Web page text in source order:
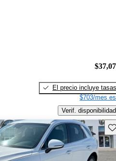
El precio incluye tasas
$703/mes
Verif. disponibilidad